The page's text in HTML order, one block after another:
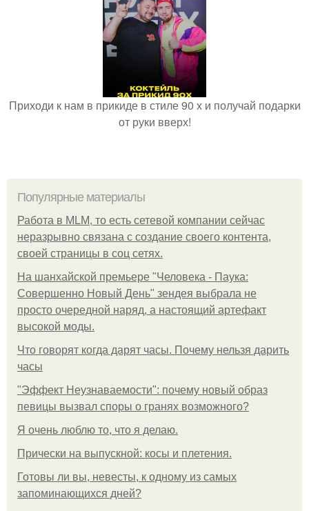
Приходи к нам в прикиде в стиле 90 х и получай подарки
от руки вверх!
Популярные материалы
Работа в MLM, то есть сетевой компании сейчас
неразрывно связана с создание своего контента,
своей страницы в соц сетях.
На шанхайской премьере "Человека - Паука:
Совершенно Новый День" зендея выбрала не
просто очередной наряд, а настоящий артефакт
высокой моды.
Что говорят когда дарят часы. Почему нельзя дарить
часы
"Эффект Неузнаваемости": почему новый образ
певицы вызвал споры о гранях возможного?
Я очень люблю то, что я делаю.
Прически на выпускной: косы и плетения.
Готовы ли вы, невесты, к одному из самых
запоминающихся дней?